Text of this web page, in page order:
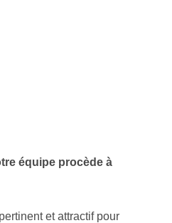
équipe procède à
et attractif pour